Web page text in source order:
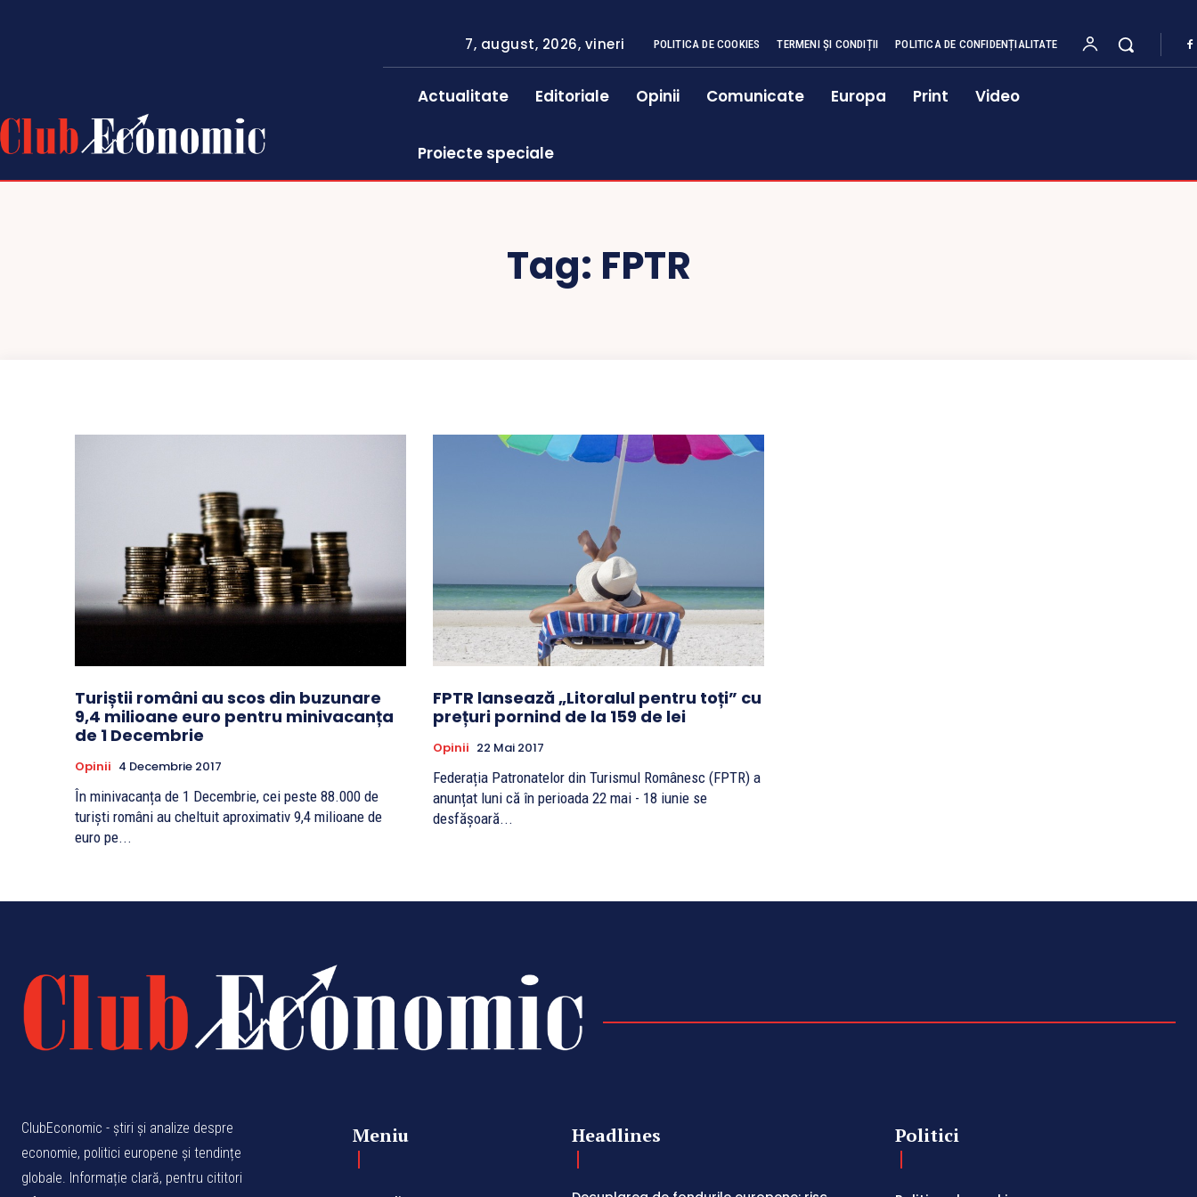
7, august, 2026, vineri POLITICA DE COOKIES TERMENI ȘI CONDIȚII POLITICA DE CONFIDENȚIALITATE
Actualitate Editoriale Opinii Comunicate Europa Print Video
Proiecte speciale
Tag: FPTR
Turiștii români au scos din buzunare
9,4 milioane euro pentru minivacanța
de 1 Decembrie
Opinii 4 Decembrie 2017
În minivacanța de 1 Decembrie, cei peste 88.000 de
turiști români au cheltuit aproximativ 9,4 milioane de
euro pe...
FPTR lansează „Litoralul pentru toți” cu
prețuri pornind de la 159 de lei
Opinii 22 Mai 2017
Federația Patronatelor din Turismul Românesc (FPTR) a
anunțat luni că în perioada 22 mai - 18 iunie se
desfășoară...
ClubEconomic - știri și analize despre
economie, politici europene și tendințe
globale. Informație clară, pentru cititori
Meniu Headlines Politici